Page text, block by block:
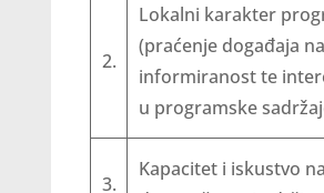
2.
Lokalni karakter
(praćenje događaja
informiranost te
u programske
3.
Kapacitet i iskustvo